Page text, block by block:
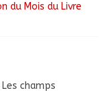
du Mois du Livre
Les champs